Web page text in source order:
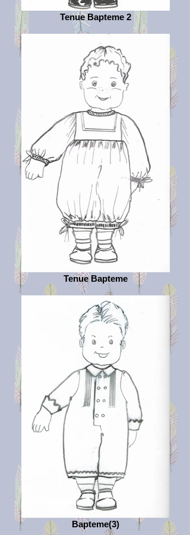
Tenue Bapteme 2
Tenue Bapteme
Bapteme(3)